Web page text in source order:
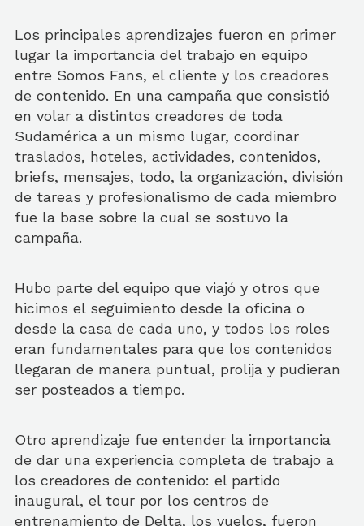
Los principales aprendizajes fueron en primer
lugar la importancia del trabajo en equipo
entre Somos Fans, el cliente y los creadores
de contenido. En una campaña que consistió
en volar a distintos creadores de toda
Sudamérica a un mismo lugar, coordinar
traslados, hoteles, actividades, contenidos,
briefs, mensajes, todo, la organización, división
de tareas y profesionalismo de cada miembro
fue la base sobre la cual se sostuvo la
campaña.
Hubo parte del equipo que viajó y otros que
hicimos el seguimiento desde la oficina o
desde la casa de cada uno, y todos los roles
eran fundamentales para que los contenidos
llegaran de manera puntual, prolija y pudieran
ser posteados a tiempo.
Otro aprendizaje fue entender la importancia
de dar una experiencia completa de trabajo a
los creadores de contenido: el partido
inaugural, el tour por los centros de
entrenamiento de Delta, los vuelos, fueron